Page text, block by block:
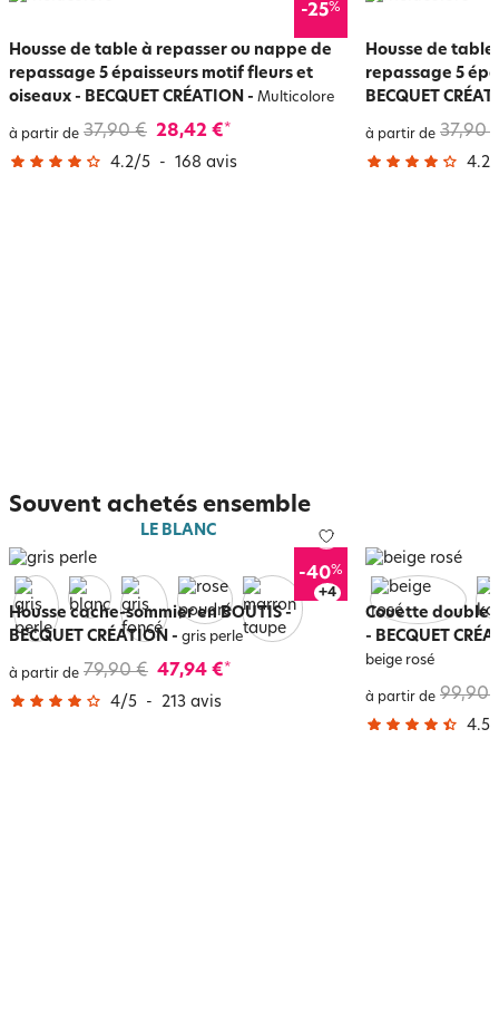
-25%
Housse de table à repasser ou nappe de
repassage 5 épaisseurs motif fleurs et
oiseaux - BECQUET CRÉATION - Multicolore
à partir de 37,90 € 28,42 €*
4.2/5 - 168 avis
Housse de
repassage 5
BECQUET
à partir de 37,90
4.2
Souvent achetés ensemble
LE BLANC
-40%
+8
Housse cache-sommier en BOUTIS -
BECQUET CRÉATION - gris perle
à partir de 79,90 € 47,94 €*
4/5 - 213 avis
Couette double
- BECQUET
beige rosé
à partir de 99,90
4.5